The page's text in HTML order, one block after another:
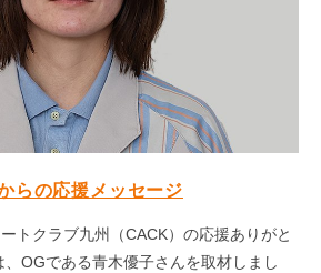
らの応援メッセージ
トクラブ九州（CACK）の応援ありがと
OGである青木優子さんを取材しまし